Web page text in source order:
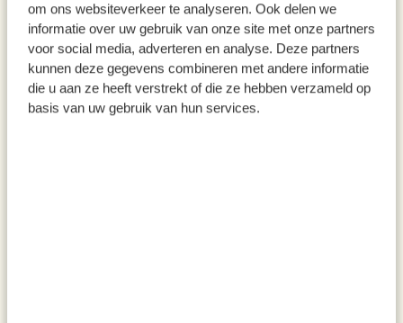
om ons websiteverkeer te analyseren. Ook delen we
informatie over uw gebruik van onze site met onze partners
voor social media, adverteren en analyse. Deze partners
kunnen deze gegevens combineren met andere informatie
die u aan ze heeft verstrekt of die ze hebben verzameld op
basis van uw gebruik van hun services.
Évitez de mouiller des baskets en daim. Vous
pouvez enlever les éventuelles taches sur ce
matériau à l’aide d’une brosse à daim, par
exemple.
Vos baskets ne sentent pas la rose ?